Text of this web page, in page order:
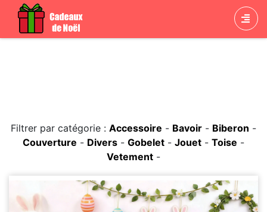
Filtrer par catégorie : Accessoire - Bavoir - Biberon -
Couverture - Divers - Gobelet - Jouet - Toise -
Vetement -